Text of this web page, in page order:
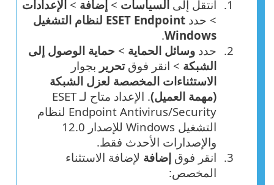
انتقل إلى السياسات > إضافة > الإعدادات
> حدد
ESET Endpoint لنظام التشغيل
Windows
.
حدد وسائل الحماية > حماية الوصول إلى
الشبكة > انقر فوقتحرير بجوار
الاستثناءات المخصصة لعزل الشبكة
(مهمة العميل)
. الإعداد متاح لـ ESET
Endpoint Antivirus/Security لنظام
التشغيل Windows للإصدار 12.0
والإصدارات الأحدث فقط.
انقر فوق إضافة لإضافة الاستثناء
المخصص: